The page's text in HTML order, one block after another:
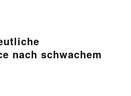
nach schwachem